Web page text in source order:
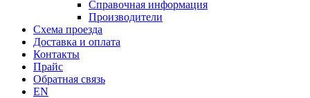
Справочная информация
Производители
Схема проезда
Доставка и оплата
Контакты
Прайс
Обратная связь
EN